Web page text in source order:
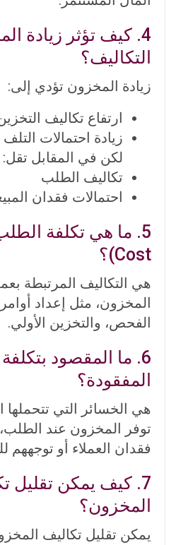
4. كيف تؤثر زيادة
التكاليف؟
زيادة المخزون تؤدي إلى:
ارتفاع تكاليف
زيادة احتمالات التلف
لكن في المقابل تقل:
تكاليف الطلب
احتمالات فقدان
Cost)؟
هي التكاليف المرتبطة
المخزون، مثل إعداد
الفحص، والتخزين الأولي.
6. ما المقصود
المفقودة؟
هي الخسائر التي
توفر المخزون عند
فقدان العملاء أو توجههم
7. كيف يمكن تقليل
المخزون؟
يمكن تقليل تكاليف